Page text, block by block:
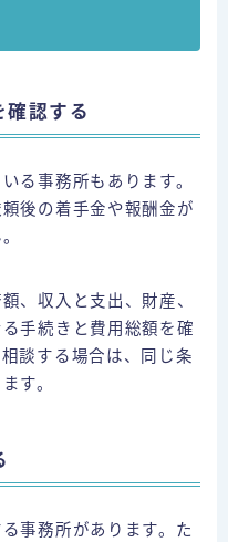
確認する
る事務所もあります。
後の着手金や報酬金が
、収入と支出、財産、
手続きと費用総額を確
談する場合は、同じ条
す。
事務所があります。た